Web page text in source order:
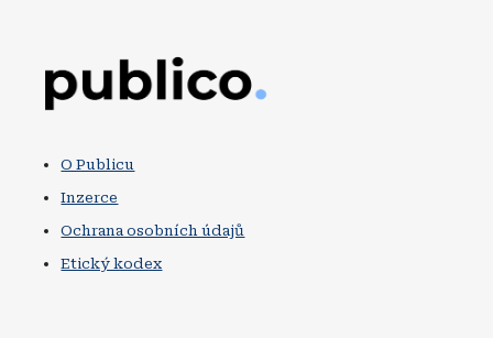
O Publicu
Inzerce
Ochrana osobních údajů
Etický kodex